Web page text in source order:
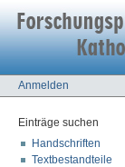
Anmelden
Einträge suchen
Handschriften
Textbestandteile